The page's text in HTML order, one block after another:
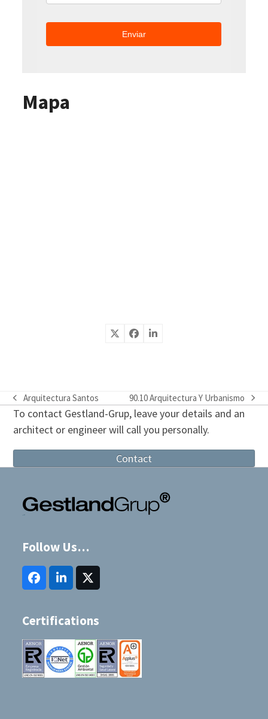
Mapa
previous
post:
Arquitectura Santos
next
post:
90.10 Arquitectura Y Urbanismo
To contact Gestland-Grup, leave your details and an
architect or engineer will call you personally.
Contact
Follow Us…
FacebookLinkedInTwitter
(deprecated)
Certifications